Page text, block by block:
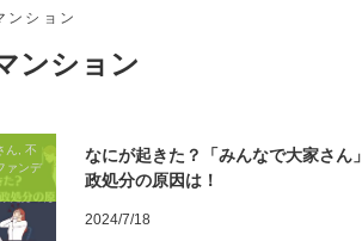
ンション
ンション
ん, 不
ァンデ
なにが起きた？「みんなで大家さん
政処分の原因は！
2024/7/18